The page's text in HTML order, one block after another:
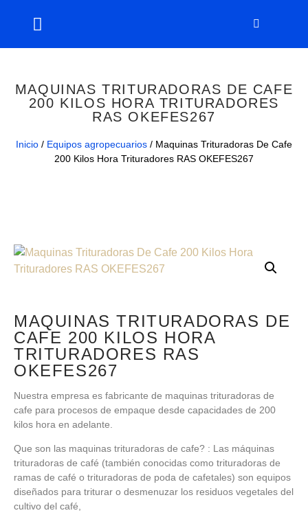
MAQUINAS TRITURADORAS DE CAFE
200 KILOS HORA TRITURADORES
RAS OKEFES267
Inicio / Equipos agropecuarios / Maquinas Trituradoras De Cafe
200 Kilos Hora Trituradores RAS OKEFES267
MAQUINAS TRITURADORAS DE
CAFE 200 KILOS HORA
TRITURADORES RAS
OKEFES267
Nuestra empresa es fabricante de maquinas trituradoras de
cafe para procesos de empaque desde capacidades de 200
kilos hora en adelante.
Que son las maquinas trituradoras de cafe? : Las máquinas
trituradoras de café (también conocidas como trituradoras de
ramas de café o trituradoras de poda de cafetales) son equipos
diseñados para triturar o desmenuzar los residuos vegetales del
cultivo del café,